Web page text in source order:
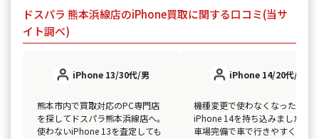
ドスパラ 熊本浜線店のiPhone買取に関する口コミ(当サ
イト調べ)
iPhone 13/30代/男
熊本市内で買取対応のPC専門店
を探してドスパラ熊本浜線店へ。
使わないiPhone 13を査定しても
iPhone 14/20代/女
機種変更で使わなくなった
iPhone 14を持ち込みました。駐
車場完備で車で行きやすく、査